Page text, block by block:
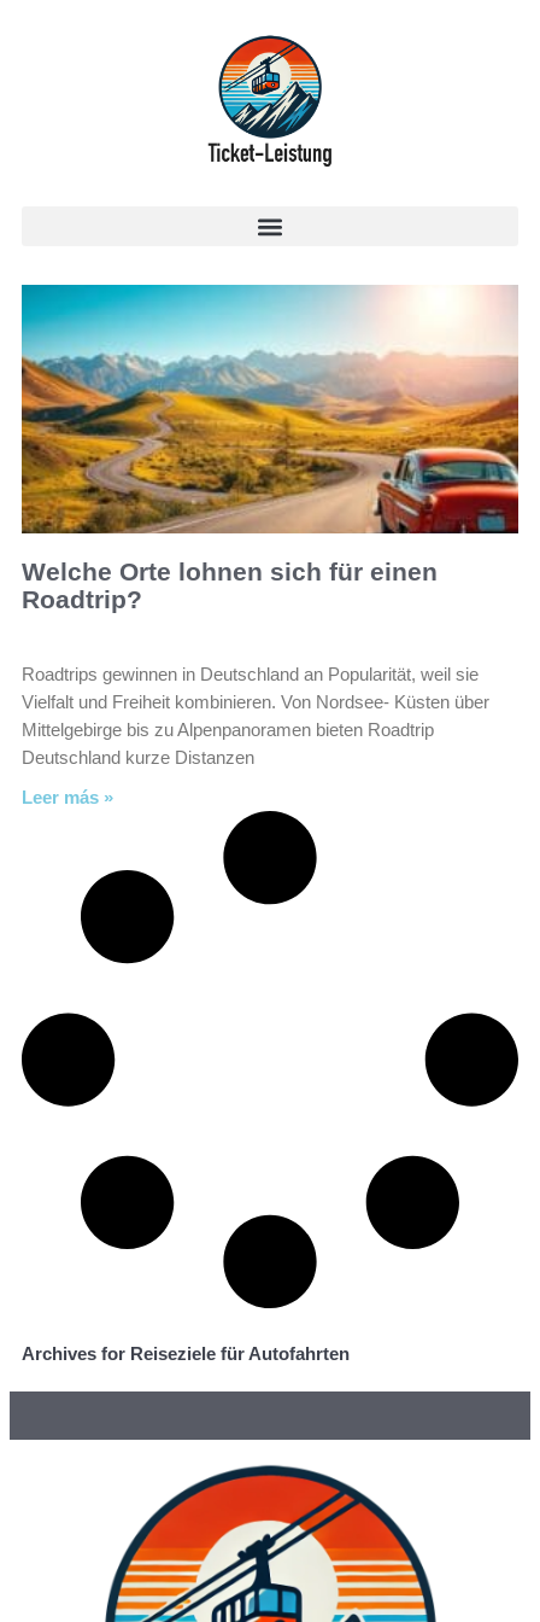
Welche Orte lohnen sich für einen
Roadtrip?
Roadtrips gewinnen in Deutschland an Popularität, weil sie
Vielfalt und Freiheit kombinieren. Von Nordsee- Küsten über
Mittelgebirge bis zu Alpenpanoramen bieten Roadtrip
Deutschland kurze Distanzen
Leer más »
Archives for Reiseziele für Autofahrten